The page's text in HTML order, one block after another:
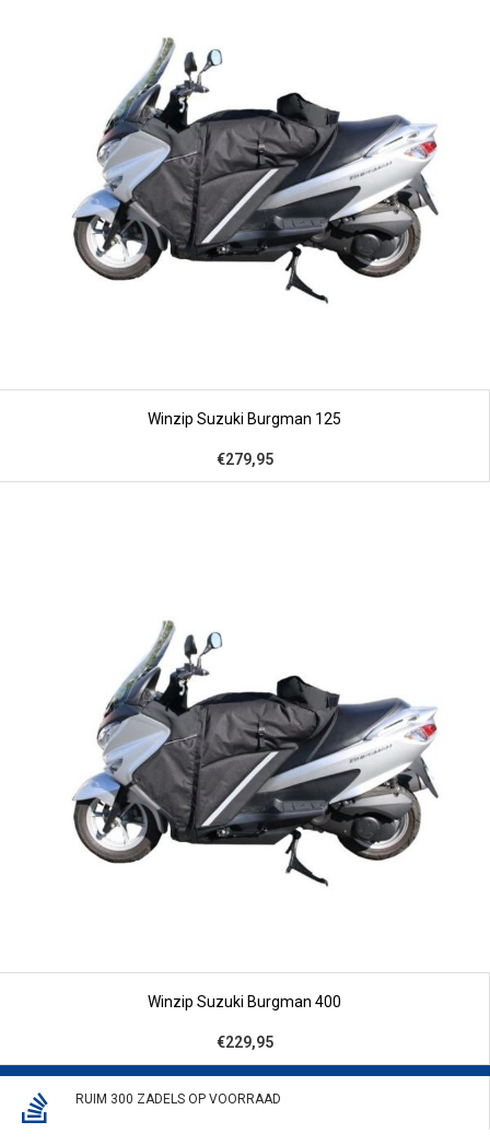
Winzip Suzuki Burgman 125
€279,95
Winzip Suzuki Burgman 400
€229,95
RUIM 300 ZADELS OP VOORRAAD